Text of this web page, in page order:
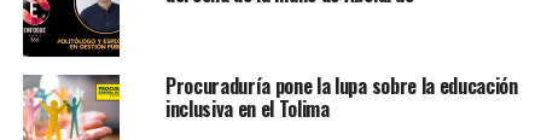
Procuraduría pone la lupa sobre la educación
inclusiva en el Tolima